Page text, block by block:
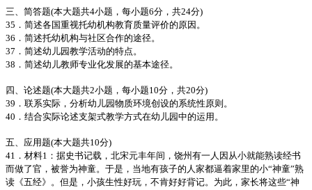
三、简答题(本大题共4小题，每小题6分，共24分)
35．简述各国重视托幼机构教育质量评价的原因。
36．简述托幼机构与社区合作的途径。
37．简述幼儿园教学活动的特点。
38．简述幼儿教师专业化发展的基本途径。
四、论述题(本大题共2小题，每小题10分，共20分)
39．联系实际，分析幼儿园物质环境创设的系统性原则。
40．结合实际论述支架式教学方式在幼儿园中的运用。
五、应用题(本大题共10分)
41．材料1：据史书记载，北宋元丰年间，饶州有一人因从小就能熟读经书
而做了官，被誉为神童。于是，当地有孩子的人家都逼着家里的小“神童”熟
读《五经》。但是，小孩生性好玩，不肯好好背记。为此，家长将这些“神